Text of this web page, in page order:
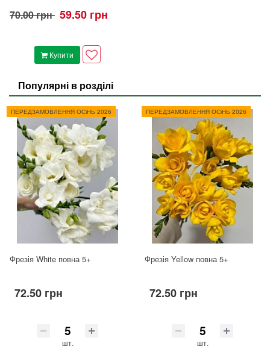
70.00 грн 59.50 грн
Купити
Популярні в розділі
ПЕРЕДЗАМОВЛЕННЯ ОСіНЬ 2026
Фрезія White повна 5+
72.50 грн
шт.
ПЕРЕДЗАМОВЛЕННЯ ОСіНЬ 2026
Фрезія Yellow повна 5+
72.50 грн
шт.